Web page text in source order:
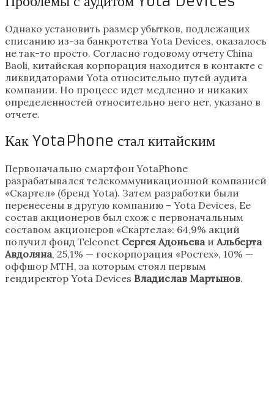
Однако установить размер убытков, подлежащих
списанию из-за банкротства Yota Devices, оказалось
не так-то просто. Согласно годовому отчету China
Baoli, китайская корпорация находится в контакте с
ликвидаторами Yota относительно путей аудита
компании. Но процесс идет медленно и никаких
определенностей относительно него нет, указано в
отчете.
Как YotaPhone стал китайским
Первоначально смартфон YotaPhone
разрабатывался телекоммуникационной компанией
«Скартел» (бренд Yota). Затем разработки были
перенесены в другую компанию – Yota Devices, Ее
состав акционеров был схож с первоначальным
составом акционеров «Скартела»: 64,9% акций
получил фонд Telconet Сергея Адоньеваи Альберта
Авдоляна, 25,1% — госкорпорация «Ростех», 10% —
оффшор MTH, за которым стоял первым
гендиректор Yota Devices Владислав Мартынов.